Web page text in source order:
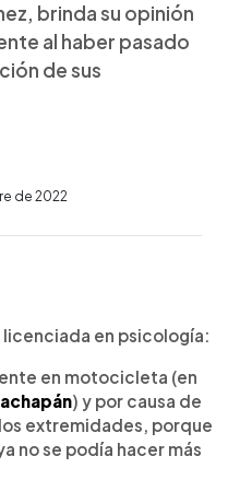
brinda su opinión
al haber pasado
de sus
de 2022
licenciada en psicología:
en motocicleta (en
) y por causa de
extremidades, porque
no se podía hacer más